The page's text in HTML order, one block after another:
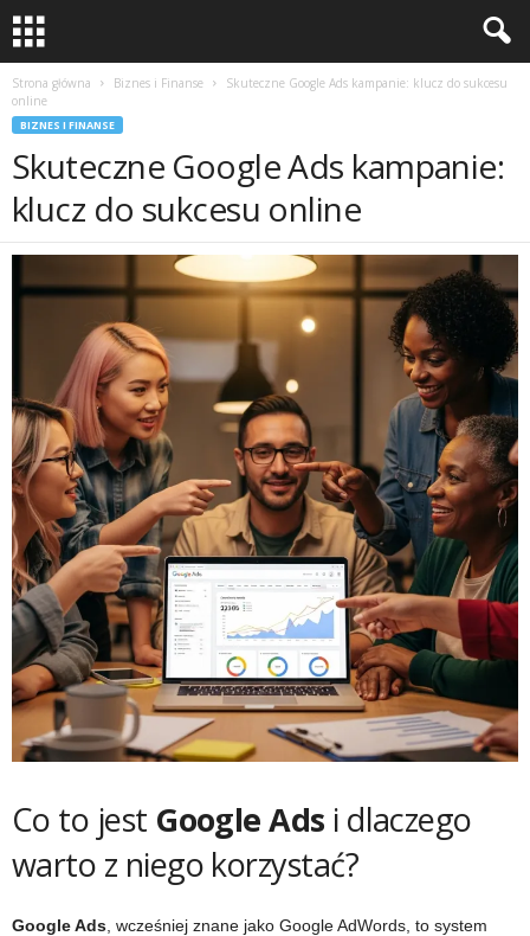
Strona główna Biznes i Finanse
Skuteczne Google Ads kampanie: klucz do sukcesu
online
BIZNES I FINANSE
Skuteczne Google Ads kampanie:
klucz do sukcesu online
Co to jest Google Ads i dlaczego
warto z niego korzystać?
Google Ads , wcześniej znane jako Google AdWords, to system